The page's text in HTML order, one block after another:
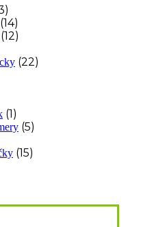
(14)
(12)
(22)
(1)
(5)
(15)